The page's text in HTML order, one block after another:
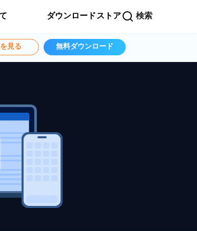
ダウンロード ストア 検索
見る 無料ダウンロード